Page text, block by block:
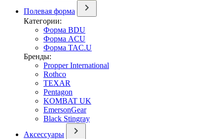
Полевая форма
Категории:
Форма BDU
Форма ACU
Форма TAC.U
Бренды:
Propper International
Rothco
TEXAR
Pentagon
KOMBAT UK
EmersonGear
Black Stingray
Аксессуары